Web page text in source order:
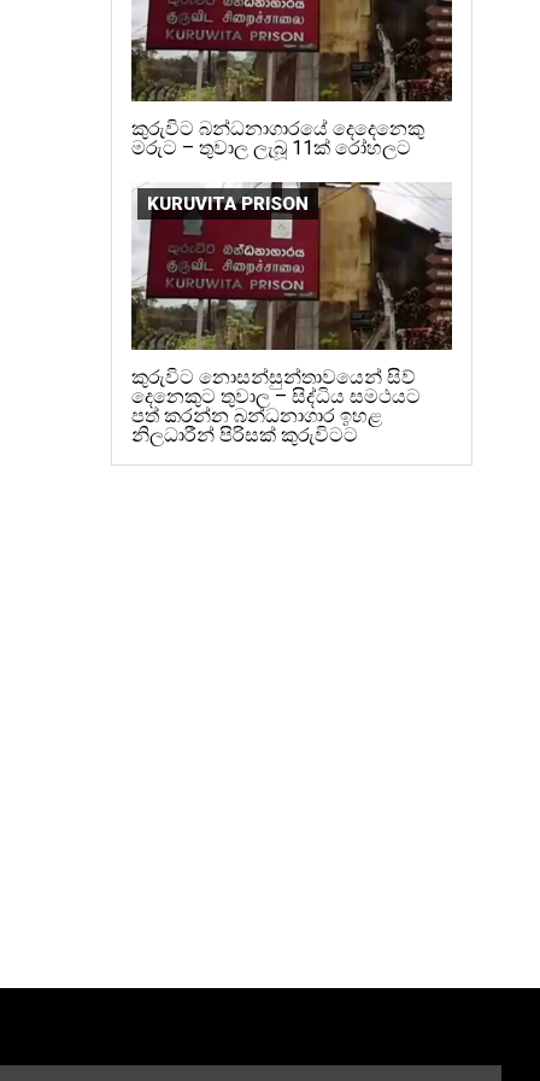
කුරුවිට බන්ධනාගාරයේ දෙදෙනෙකු
මරුට – තුවාල ලැබූ 11ක් රෝහලට
KURUVITA PRISON
කුරුවිට නොසන්සුන්තාවයෙන් සිව්
දෙනෙකුට තුවාල – සිද්ධිය සමථයට
පත් කරන්න බන්ධනාගාර ඉහළ
නිලධාරීන් පිරිසක් කුරුවිටට